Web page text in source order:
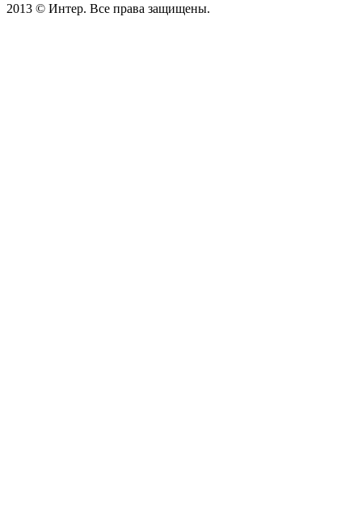
2013 © Интер. Все права защищены.